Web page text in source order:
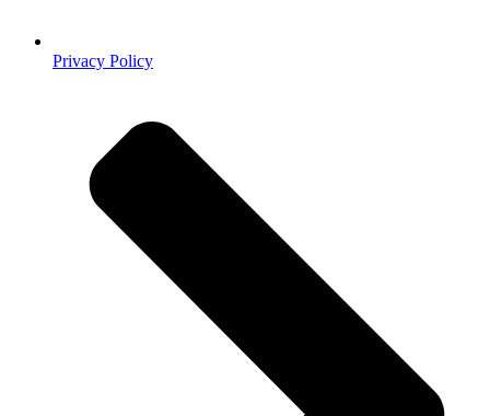
Privacy Policy